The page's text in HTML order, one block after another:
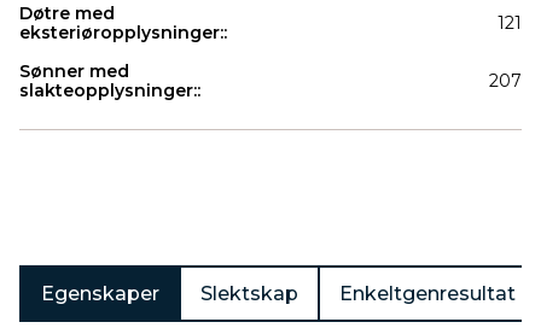
Døtre med
eksteriøropplysninger::
121
Sønner med
slakteopplysninger::
207
Egenskaper Slektskap Enkeltgenresultat